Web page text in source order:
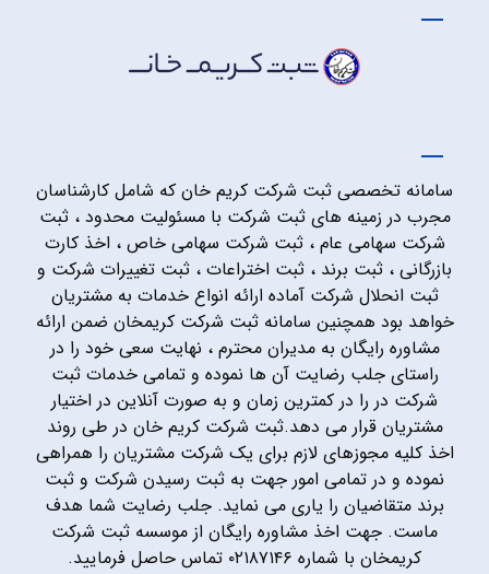
سامانه تخصصی ثبت شرکت کریم خان که شامل کارشناسان
مجرب در زمینه های ثبت شرکت با مسئولیت محدود ، ثبت
شرکت سهامی عام ، ثبت شرکت سهامی خاص ، اخذ کارت
بازرگانی ، ثبت برند ، ثبت اختراعات ، ثبت تغییرات شرکت و
ثبت انحلال شرکت آماده ارائه انواع خدمات به مشتریان
خواهد بود همچنین سامانه ثبت شرکت کریمخان ضمن ارائه
مشاوره رایگان به مدیران محترم ، نهایت سعی خود را در
راستای جلب رضایت آن ها نموده و تمامی خدمات ثبت
شرکت در را در کمترین زمان و به صورت آنلاین در اختیار
مشتریان قرار می دهد.ثبت شرکت کریم خان در طی روند
اخذ کلیه مجوزهای لازم برای یک شرکت مشتریان را همراهی
نموده و در تمامی امور جهت به ثبت رسیدن شرکت و ثبت
برند متقاضیان را یاری می نماید. جلب رضایت شما هدف
ماست. جهت اخذ مشاوره رایگان از موسسه ثبت شرکت
کریمخان با شماره ۰۲۱۸۷۱۴۶ تماس حاصل فرمایید.